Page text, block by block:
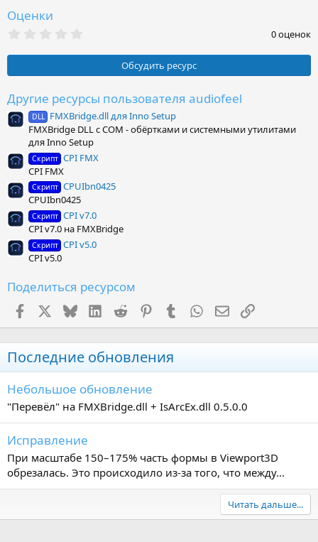
Оценки
0
з
ё
з
д
0 оценок
Обсудить ресурс
Другие ресурсы пользователя audiofeel
DLL FMXBridge.dll для Inno Setup
FMXBridge DLL с COM - обёртками и системными утилитами
для Inno Setup
Скрипт CPI FMX
CPI FMX
Скрипт CPUIbn0425
CPUIbn0425
Скрипт CPI v7.0
CPI v7.0 на FMXBridge
Скрипт CPI v5.0
CPI v5.0
Поделиться ресурсом
FacebookX (Twitter)
BlueskyLinkedInReddit PinterestTumblr WhatsApp
Электронная
Ссылка
Последние обновления
Небольшое обновление
"Перевёл" на FMXBridge.dll + IsArcEx.dll 0.5.0.0
Исправление
При масштабе 150–175% часть формы в Viewport3D
обрезалась. Это происходило из-за того, что между...
Читать дальше...